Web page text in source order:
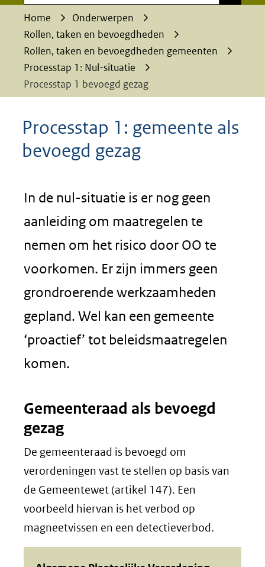
Home
Onderwerpen
Rollen, taken en bevoegdheden
Rollen, taken en bevoegdheden gemeenten
Processtap 1: Nul-situatie
Processtap 1 bevoegd gezag
Processtap 1: gemeente als
bevoegd gezag
In de nul-situatie is er nog geen
aanleiding om maatregelen te
nemen om het risico door OO te
voorkomen. Er zijn immers geen
grondroerende werkzaamheden
gepland. Wel kan een gemeente
‘proactief’ tot beleidsmaatregelen
komen.
Gemeenteraad als bevoegd
gezag
De gemeenteraad is bevoegd om
verordeningen vast te stellen op basis van
de Gemeentewet (artikel 147). Een
voorbeeld hiervan is het verbod op
magneetvissen en een detectieverbod.